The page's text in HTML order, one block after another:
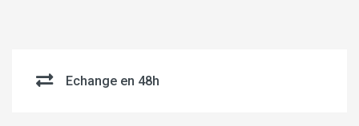
Echange en 48h